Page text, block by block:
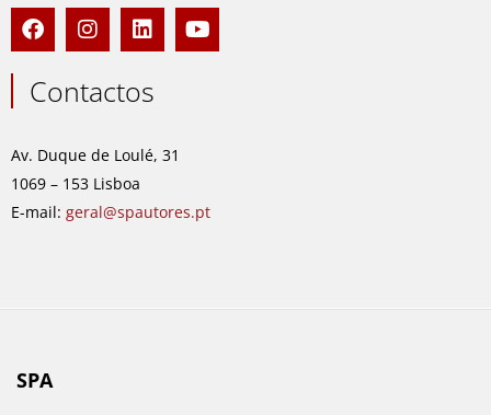
F
a
c
e
b
o
k
I
n
s
t
a
r
a
m
L
i
n
k
e
i
n
Y
o
u
Contactos
Av. Duque de Loulé, 31
1069 – 153 Lisboa
E-mail: geral@spautores.pt
SPA